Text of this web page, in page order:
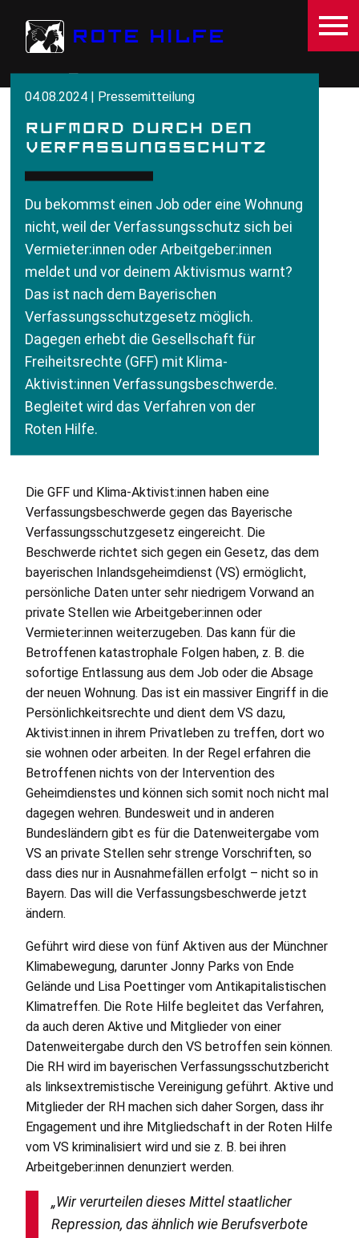
ROTE HILFE
04.08.2024 | Pressemitteilung
RUFMORD DURCH DEN
VERFASSUNGSSCHUTZ
Du bekommst einen Job oder eine Wohnung
nicht, weil der Verfassungsschutz sich bei
Vermieter:innen oder Arbeitgeber:innen
meldet und vor deinem Aktivismus warnt?
Das ist nach dem Bayerischen
Verfassungsschutzgesetz möglich.
Dagegen erhebt die Gesellschaft für
Freiheitsrechte (GFF) mit Klima-
Aktivist:innen Verfassungsbeschwerde.
Begleitet wird das Verfahren von der
Roten Hilfe.
Die GFFund Klima-Aktivist:innen haben eine
Verfassungsbeschwerde gegen das Bayerische
Verfassungsschutzgesetz eingereicht. Die
Beschwerde richtet sich gegen ein Gesetz, das dem
bayerischen Inlandsgeheimdienst (VS) ermöglicht,
persönliche Daten unter sehr niedrigem Vorwand an
private Stellen wie Arbeitgeber:innen oder
Vermieter:innen weiterzugeben. Das kann für die
Betroffenen katastrophale Folgen haben, z. B. die
sofortige Entlassung aus dem Job oder die Absage
der neuen Wohnung. Das ist ein massiver Eingriff in die
Persönlichkeitsrechte und dient dem VS dazu,
Aktivist:innen in ihrem Privatleben zu treffen, dort wo
sie wohnen oder arbeiten. In der Regel erfahren die
Betroffenen nichts von der Intervention des
Geheimdienstes und können sich somit noch nicht mal
dagegen wehren. Bundesweit und in anderen
Bundesländern gibt es für die Datenweitergabe vom
VS an private Stellen sehr strenge Vorschriften, so
dass dies nur in Ausnahmefällen erfolgt – nicht so in
Bayern. Das will die Verfassungsbeschwerde jetzt
ändern.
Geführt wird diese von fünf Aktiven aus der Münchner
Klimabewegung, darunter Jonny Parks von Ende
Gelände und Lisa Poettinger vom Antikapitalistischen
Klimatreffen. Die Rote Hilfe begleitet das Verfahren,
da auch deren Aktive und Mitglieder von einer
Datenweitergabe durch den VS betroffen sein können.
Die RHwird im bayerischen Verfassungsschutzbericht
als linksextremistische Vereinigung geführt. Aktive und
Mitglieder der RHmachen sich daher Sorgen, dass ihr
Engagement und ihre Mitgliedschaft in der Roten Hilfe
vom VS kriminalisiert wird und sie z. B. bei ihren
Arbeitgeber:innen denunziert werden.
„Wir verurteilen dieses Mittel staatlicher
Repression, das ähnlich wie Berufsverbote